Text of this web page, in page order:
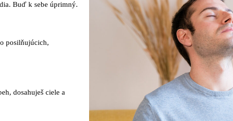
Buď k sebe úprimný.
posilňujúcich,
dosahuješ ciele a